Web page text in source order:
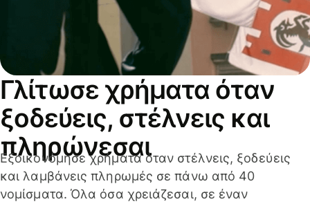
Γλίτωσε χρήματα όταν
ξοδεύεις, στέλνεις και
πληρώνεσαι
Εξοικονόμησε χρήματα όταν στέλνεις, ξοδεύεις
και λαμβάνεις πληρωμές σε πάνω από 40
νομίσματα. Όλα όσα χρειάζεσαι, σε έναν